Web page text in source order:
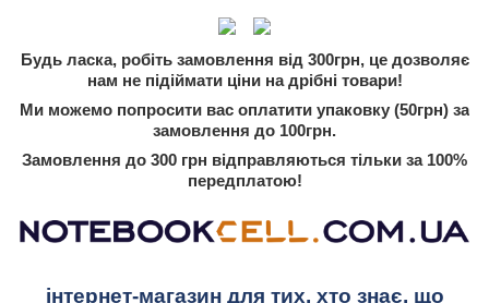
Будь ласка, робіть замовлення від 300грн, це дозволяє
нам не підіймати ціни на дрібні товари!
Ми можемо попросити вас оплатити упаковку (50грн) за
замовлення до 100грн.
Замовлення до 300 грн відправляються тільки за 100%
передплатою!
інтернет-магазин для тих, хто знає, що